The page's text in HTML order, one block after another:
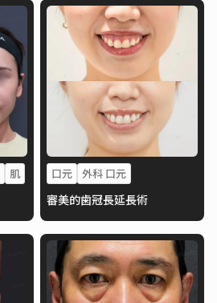
肌 口元 外科 口元
審美的歯冠長延長術